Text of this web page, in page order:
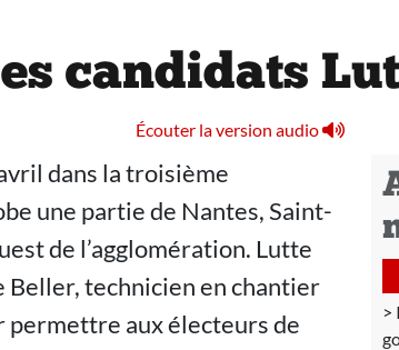
candidats
Écouter la version audio
dans la troisième
une partie de Nantes, Saint-
de l’agglomération. Lutte
Beller, technicien en chantier
permettre aux électeurs de